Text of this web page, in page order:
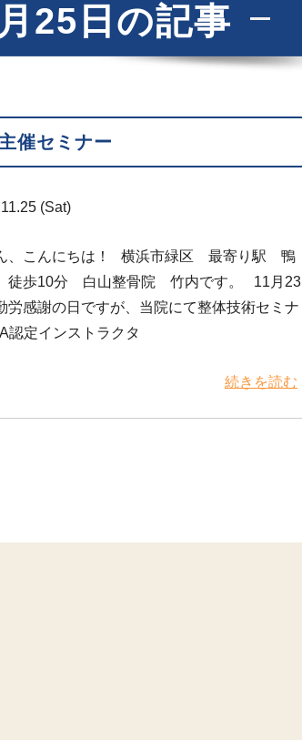
25日の記事
催セミナー
(Sat)
、こんにちは！ 横浜市緑区 最寄り駅 鴨
徒歩10分 白山整骨院 竹内です。 11月23
労感謝の日ですが、当院にて整体技術セミナ
認定インストラクタ
続きを読む